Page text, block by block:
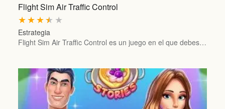
Flight Sim Air Traffic Control
★
★
★
★
★
Estrategia
Flight Sim Air Traffic Control es un juego en el que debes…